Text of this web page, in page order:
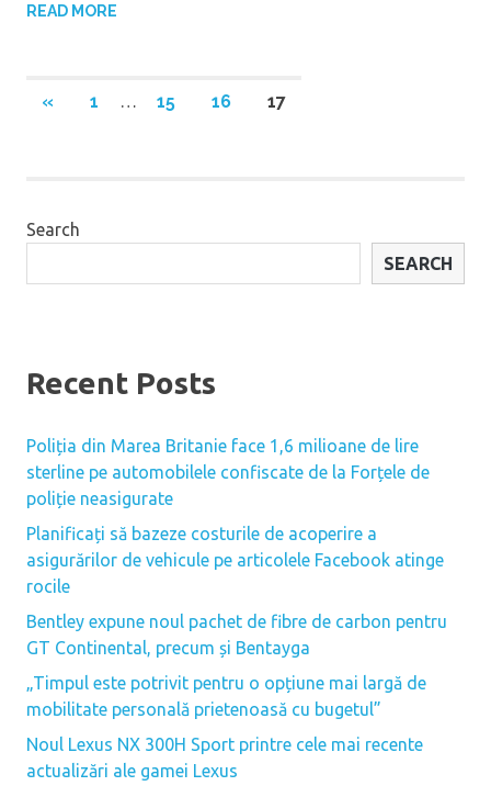
READ MORE
Posts
« PREVIOUS
1 15 16 17
Search
SEARCH
Recent Posts
Poliția din Marea Britanie face 1,6 milioane de lire
sterline pe automobilele confiscate de la Forțele de
poliție neasigurate
Planificați să bazeze costurile de acoperire a
asigurărilor de vehicule pe articolele Facebook atinge
rocile
Bentley expune noul pachet de fibre de carbon pentru
GT Continental, precum și Bentayga
„Timpul este potrivit pentru o opțiune mai largă de
mobilitate personală prietenoasă cu bugetul”
Noul Lexus NX 300H Sport printre cele mai recente
actualizări ale gamei Lexus